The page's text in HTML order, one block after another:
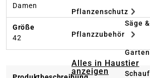
Pflanzenschutz
Pflanzzubehör
Alles in Haustier
anzeigen
Säge
Damen
Größe
42